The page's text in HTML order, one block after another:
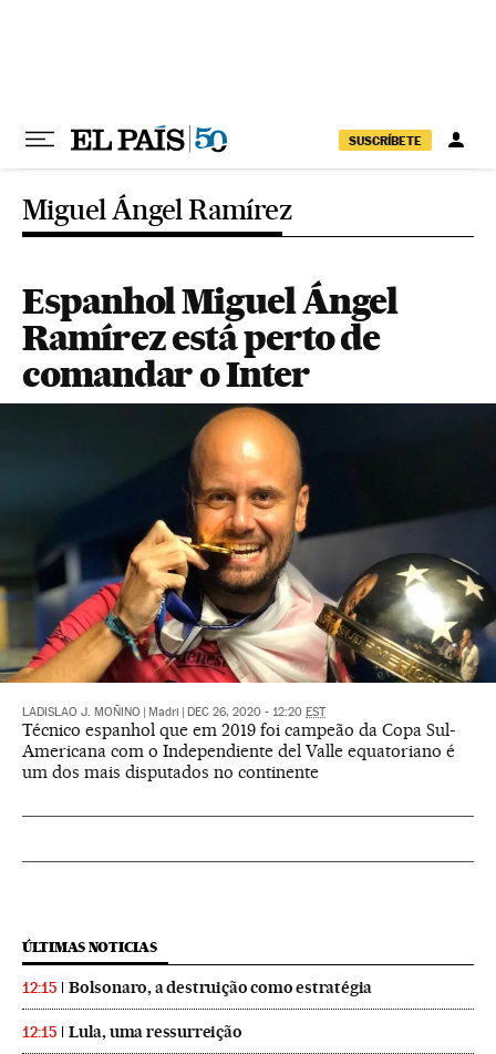
SUSCRÍBETE
Miguel Ángel Ramírez
Espanhol Miguel Ángel
Ramírez está perto de
comandar o Inter
LADISLAO J. MOÑINO Madri DEC 26, 2020 - 12:20 EST
Técnico espanhol que em 2019 foi campeão da Copa Sul-
Americana com o Independiente del Valle equatoriano é
um dos mais disputados no continente
ÚLTIMAS NOTICIAS
12:15 Bolsonaro, a destruição como estratégia
12:15 Lula, uma ressurreição